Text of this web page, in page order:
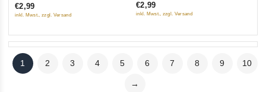
5
€2,99
inkl. Mwst., zzgl. Versand
5
€2,99
inkl. Mwst., zzgl. Versand
1 2 3 4 5 6 7 8 9 10
→